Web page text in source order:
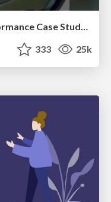
333 25k